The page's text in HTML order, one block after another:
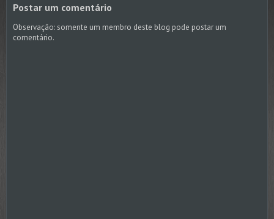
Postar um comentário
Observação: somente um membro deste blog pode postar um
comentário.